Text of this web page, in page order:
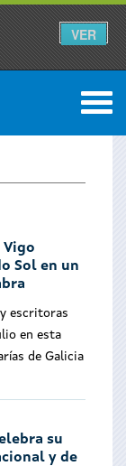
VER
0
Vigo
Sol en un
escritoras
en esta
de Galicia
su
y de